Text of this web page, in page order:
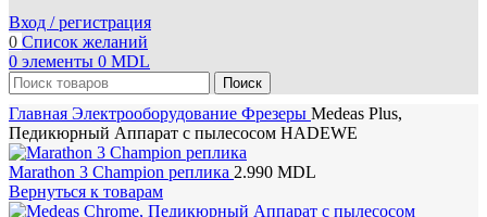
Вход / регистрация
0 Список желаний
0 элементы 0 MDL
Поиск
Главная Электрооборудование Фрезеры Medeas Plus,
Педикюрный Аппарат с пылесосом HADEWE
Marathon 3 Champion реплика 2.990 MDL
Вернуться к товарам